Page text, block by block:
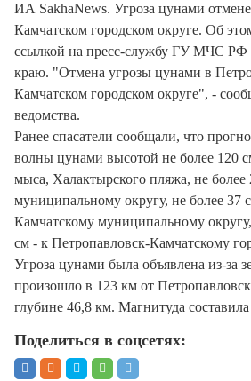
ИА SakhaNews. Угроза цунами
Камчатском городском округе. Об
ссылкой на пресс-службу ГУ МЧС РФ
краю. "Отмена угрозы цунами в
Камчатском городском округе", -
ведомства.
Ранее спасатели сообщали, что
волны цунами высотой не более 120
мыса, Халактырского пляжа, не
муниципальному округу, не более 37
Камчатскому муниципальному
см - к Петропавловск-Камчатскому
Угроза цунами была объявлена из-за
произошло в 123 км от
глубине 46,8 км. Магнитуда
Поделиться в соцсетях: